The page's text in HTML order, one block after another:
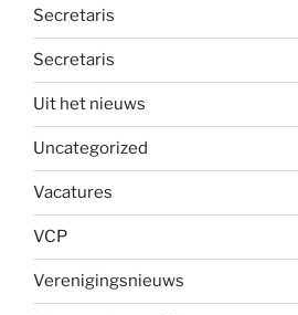
Secretaris
Secretaris
Uit het nieuws
Uncategorized
Vacatures
VCP
Verenigingsnieuws